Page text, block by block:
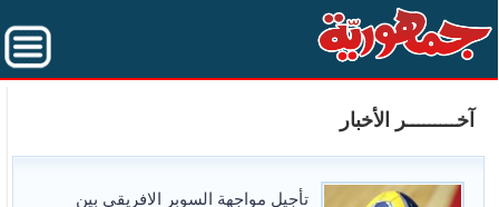
آخـــــــــر الأخبار
تأجيل مواجهة السوبر الافريقي بين